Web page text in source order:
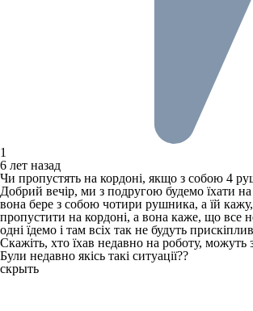
1
6 лет назад
Чи пропустять на кордоні, якщо з собою 4
Добрий вечір, ми з подругою будемо їхати на
вона бере з собою чотири рушника, а їй
пропустити на кордоні, а вона каже, що все
одні їдемо і там всіх так не будуть
Скажіть, хто їхав недавно на роботу, можуть
Були недавно якісь такі ситуації??
скрыть